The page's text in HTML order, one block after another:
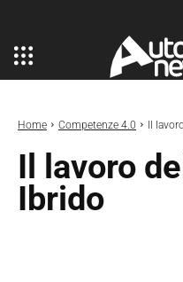
Home Competenze 4.0 Il
Il lavoro
Ibrido